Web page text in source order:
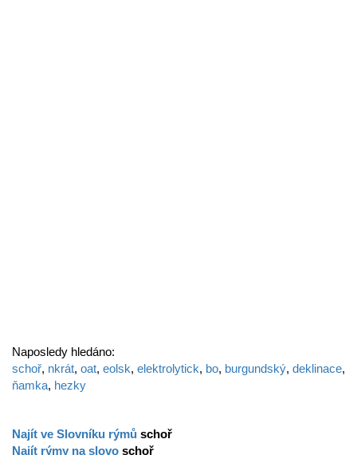
Naposledy hledáno:
schoř, nkrát, oat, eolsk, elektrolytick, bo, burgundský, deklinace,
ňamka, hezky
Najít ve Slovníku rýmů schoř
Najít rýmy na slovo schoř